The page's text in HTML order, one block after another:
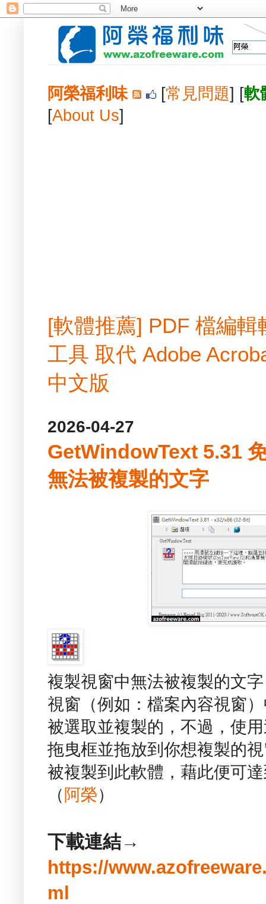
阿榮福利味 [常見問題] [軟
[About Us]
[軟體推薦] PDF 檔編
工具 取代 Adobe
中文版
2026-04-27
GetWindowText 5.31
無法被複製的文字
複製視窗中無法被複製的文
視窗（例如：檔案內容視窗
被選取並複製的，不過，使
拖曳框並拖放到你想複製的
被複製到此軟體，藉此便可
（ 阿榮）
下載連結→
https://
ml